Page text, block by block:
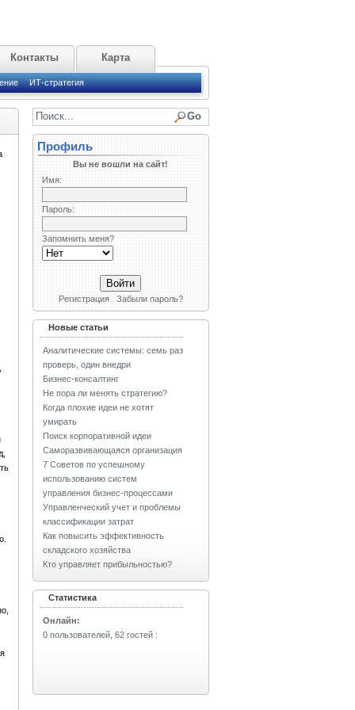
Контакты Карта
ИТ-стратегия
Профиль
Вы не вошли на сайт!
Имя:
Пароль:
Запомнить меня?
Регистрация Забыли пароль?
Новые статьи
Аналитические системы: семь раз
проверь, один внедри
Бизнес-консалтинг
Не пора ли менять стратегию?
Когда плохие идеи не хотят
умирать
Поиск корпоративной идеи
Саморазвивающаяся организация
7 Советов по успешному
использованию систем
управления бизнес-процессами
Управленческий учет и проблемы
классификации затрат
Как повысить эффективность
складского хозяйства
Кто управляет прибыльностью?
Статистика
Онлайн:
0 пользователей, 62 гостей: